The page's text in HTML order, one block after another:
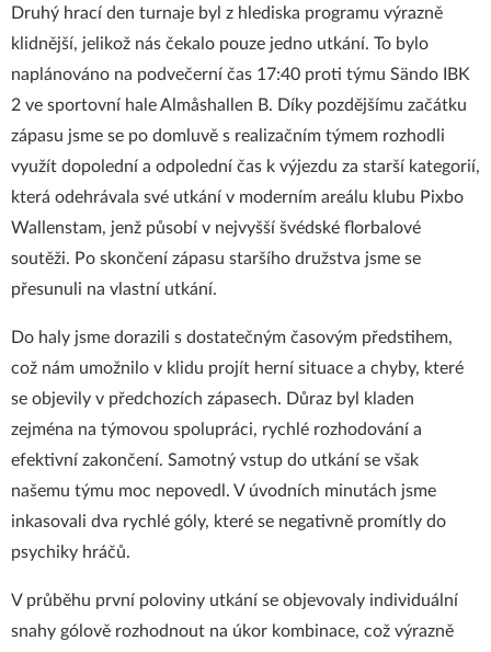
Druhý hrací den turnaje byl z hlediska programu výrazně
klidnější, jelikož nás čekalo pouze jedno utkání. To bylo
naplánováno na podvečerní čas 17:40 proti týmu Sändo IBK
2 ve sportovní hale Almåshallen B. Díky pozdějšímu začátku
zápasu jsme se po domluvě s realizačním týmem rozhodli
využít dopolední a odpolední čas k výjezdu za starší kategorií,
která odehrávala své utkání v moderním areálu klubu Pixbo
Wallenstam, jenž působí v nejvyšší švédské florbalové
soutěži. Po skončení zápasu staršího družstva jsme se
přesunuli na vlastní utkání.
Do haly jsme dorazili s dostatečným časovým předstihem,
což nám umožnilo v klidu projít herní situace a chyby, které
se objevily v předchozích zápasech. Důraz byl kladen
zejména na týmovou spolupráci, rychlé rozhodování a
efektivní zakončení. Samotný vstup do utkání se však
našemu týmu moc nepovedl. V úvodních minutách jsme
inkasovali dva rychlé góly, které se negativně promítly do
psychiky hráčů.
V průběhu první poloviny utkání se objevovaly individuální
snahy gólově rozhodnout na úkor kombinace, což výrazně